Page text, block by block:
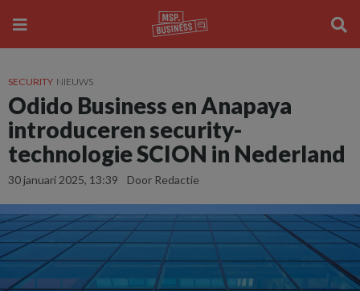
SECURITY NIEUWS
Odido Business en Anapaya
introduceren security-
technologie SCION in Nederland
30 januari 2025, 13:39 Door Redactie